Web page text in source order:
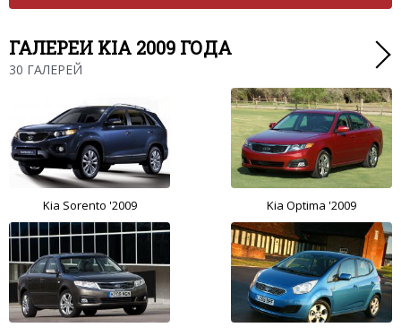
ГАЛЕРЕИ KIA 2009 ГОДА
30 ГАЛЕРЕЙ
Kia Sorento '2009 Kia Optima '2009